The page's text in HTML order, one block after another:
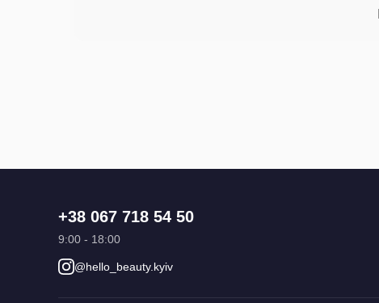
+38 067 718 54 50
9:00 - 18:00
@hello_beauty.kyiv